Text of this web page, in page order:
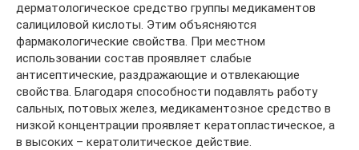
дерматологическое средство группы медикаментов
салициловой кислоты. Этим объясняются
фармакологические свойства. При местном
использовании состав проявляет слабые
антисептические, раздражающие и отвлекающие
свойства. Благодаря способности подавлять работу
сальных, потовых желез, медикаментозное средство в
низкой концентрации проявляет кератопластическое, а
в высоких – кератолитическое действие.